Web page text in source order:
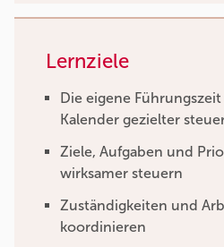
Lernziele
Die eigene
Kalender gezielter
Ziele, Aufgaben und
wirksamer steuern
Zuständigkeiten und
koordinieren